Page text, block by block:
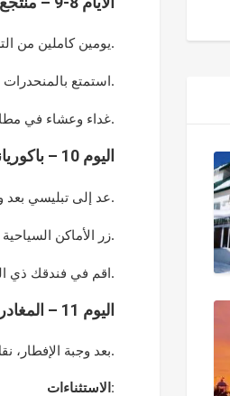
يومين كاملين من التزلج والمرح في منتجع باكورياني.
استمتع بالمنحدرات ومصاعد التزلج والجو الجذاب.
غداء وعشاء في مطاعم محلية في المنطقة.
اليوم 10 – باكورياني إلى تبليسي
عد إلى تبليسي بعد وجبة الإفطار.
زر الأماكن السياحية التي قد تكون قد فاتتك في تبليسي، إذا كان الوقت يسمح.
اقم في فندقك ذي الـ 4 نجوم في تبليسي.
اليوم 11 – المغادرة
بعد وجبة الإفطار، نقل إلى مطار تبليسي الدولي للمغادرة.
الاستثناءات: